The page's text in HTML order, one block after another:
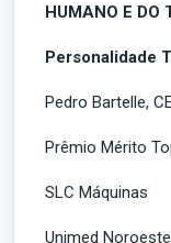
HUMANO E DO
Personalidade
Pedro Bartelle,
Prêmio Mérito
SLC Máquinas
Unimed Noroeste